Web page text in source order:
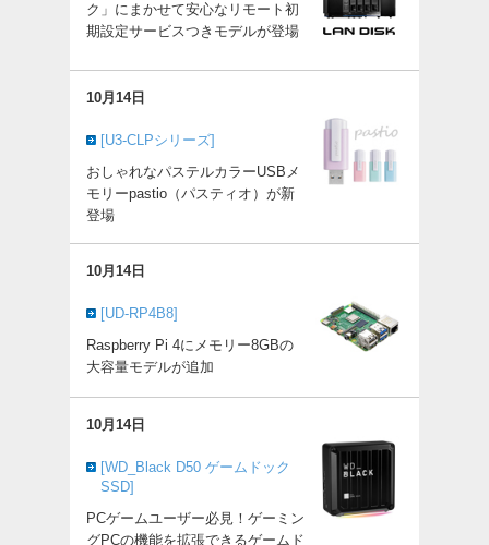
ク」にまかせて安心なリモート初
期設定サービスつきモデルが登場
10月14日
[U3-CLPシリーズ]
おしゃれなパステルカラーUSBメ
モリーpastio（パスティオ）が新
登場
10月14日
[UD-RP4B8]
Raspberry Pi 4にメモリー8GBの
大容量モデルが追加
10月14日
[WD_Black D50 ゲームドック
SSD]
PCゲームユーザー必見！ゲーミン
グPCの機能を拡張できるゲームド